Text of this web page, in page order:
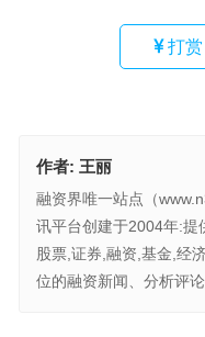
打赏
作者: 王丽
融资界唯一站点（
讯平台创建于2004年:提
股票,证券,融资,基金,经
位的融资新闻、分析评